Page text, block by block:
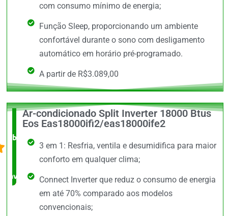
com consumo mínimo de energia;
Função Sleep, proporcionando um ambiente
confortável durante o sono com desligamento
automático em horário pré-programado.
A partir de R$3.089,00
O +
barato,
avaliado!
Ar-condicionado Split Inverter 18000 Btus
Eos Eas18000ifi2/eas18000ife2
3 em 1: Resfria, ventila e desumidifica para maior
conforto em qualquer clima;
Connect Inverter que reduz o consumo de energia
em até 70% comparado aos modelos
convencionais;